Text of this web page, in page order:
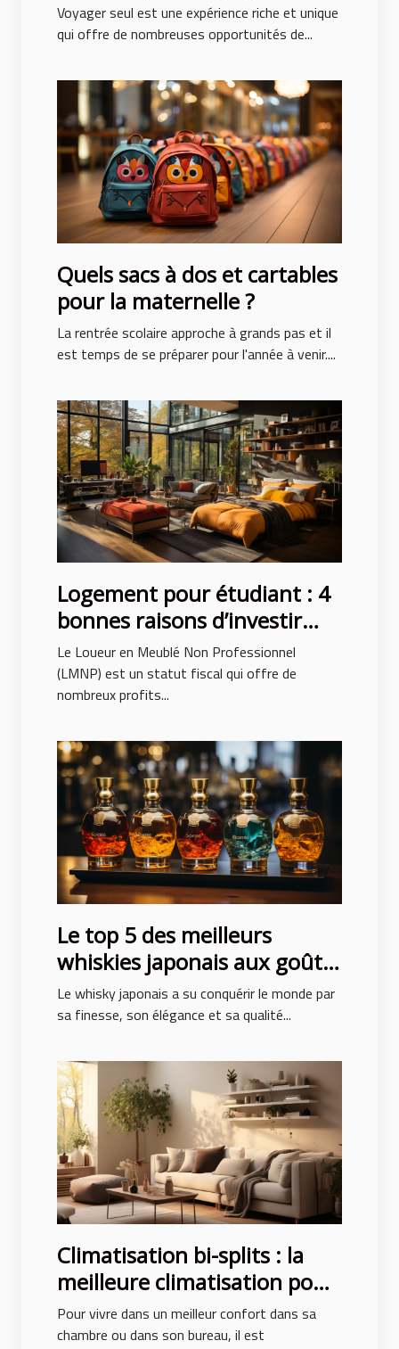
Voyager seul est une expérience riche et unique
qui offre de nombreuses opportunités de...
Quels sacs à dos et cartables
pour la maternelle ?
La rentrée scolaire approche à grands pas et il
est temps de se préparer pour l'année à venir....
Logement pour étudiant : 4
bonnes raisons d’investir
avec le LMNP
Le Loueur en Meublé Non Professionnel
(LMNP) est un statut fiscal qui offre de
nombreux profits...
Le top 5 des meilleurs
whiskies japonais aux goûts
exceptionnels
Le whisky japonais a su conquérir le monde par
sa finesse, son élégance et sa qualité...
Climatisation bi-splits : la
meilleure climatisation pour
un confort des pièces
Pour vivre dans un meilleur confort dans sa
chambre ou dans son bureau, il est